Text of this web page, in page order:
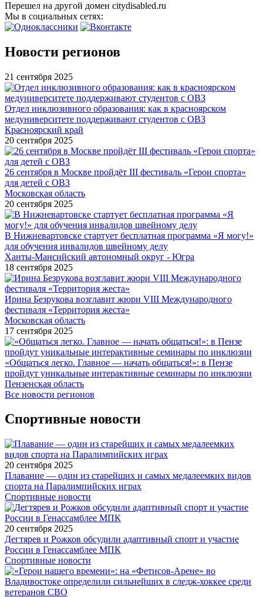
Перешел на другой домен citydisabled.ru
Мы в социальных сетях:
Новости регионов
21 сентября 2025
Отдел инклюзивного образования: как в красноярском
медуниверситете поддерживают студентов с ОВЗ
Красноярский край
20 сентября 2025
26 сентября в Москве пройдёт III фестиваль «Герои спорта»
для детей с ОВЗ
Московская область
20 сентября 2025
В Нижневартовске стартует бесплатная программа «Я могу!»
для обучения инвалидов швейному делу
Ханты-Мансийский автономный округ - Югра
18 сентября 2025
Ирина Безрукова возглавит жюри VIII Международного
фестиваля «Территория жеста»
Московская область
17 сентября 2025
«Общаться легко. Главное — начать общаться!»: в Пензе
пройдут уникальные интерактивные семинары по инклюзии
Пензенская область
Все новости регионов
Спортивные новости
20 сентября 2025
Плавание — один из старейших и самых медалеемких видов
спорта на Паралимпийских играх
Спортивные новости
20 сентября 2025
Дегтярев и Рожков обсудили адаптивный спорт и участие
России в Генассамблее МПК
Спортивные новости